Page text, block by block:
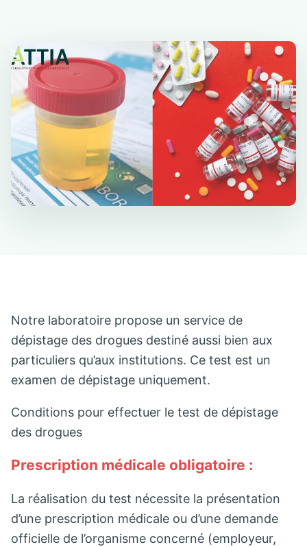
Notre laboratoire propose un service de
dépistage des drogues destiné aussi bien aux
particuliers qu’aux institutions. Ce test est un
examen de dépistage uniquement.
Conditions pour effectuer le test de dépistage
des drogues
Prescription médicale obligatoire :
La réalisation du test nécessite la présentation
d’une prescription médicale ou d’une demande
officielle de l’organisme concerné (employeur,